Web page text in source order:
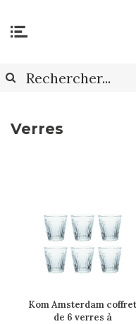
Verres
Kom Amsterdam coffret
de 6 verres à